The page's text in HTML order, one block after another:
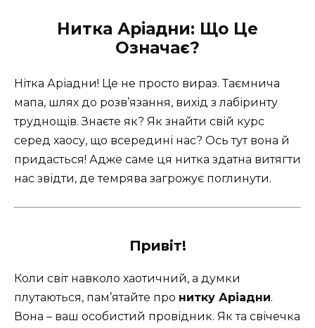
Нитка Аріадни: Що Це
Означає?
Нітка Аріадни! Це не просто вираз. Таємнича
мапа, шлях до розв’язання, вихід з лабіринту
труднощів. Знаєте як? Як знайти свій курс
серед хаосу, що всередині нас? Ось тут вона й
придасться! Адже саме ця нитка здатна витягти
нас звідти, де темрява загрожує поглинути.
Привіт!
Коли світ навколо хаотичний, а думки
плутаються, пам’ятайте про нитку Аріадни.
Вона – ваш особистий провідник. Як та свічечка